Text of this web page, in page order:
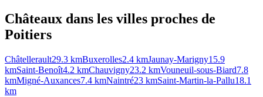
Châteaux dans les villes proches de
Poitiers
Châtellerault29.3 kmBuxerolles2.4 kmJaunay-Marigny15.9
kmSaint-Benoît4.2 kmChauvigny23.2 kmVouneuil-sous-Biard7.8
kmMigné-Auxances7.4 kmNaintré23 kmSaint-Martin-la-Pallu18.1
km